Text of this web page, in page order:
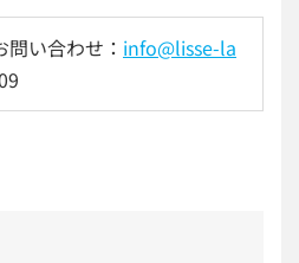
い合わせ： info@lisse-la